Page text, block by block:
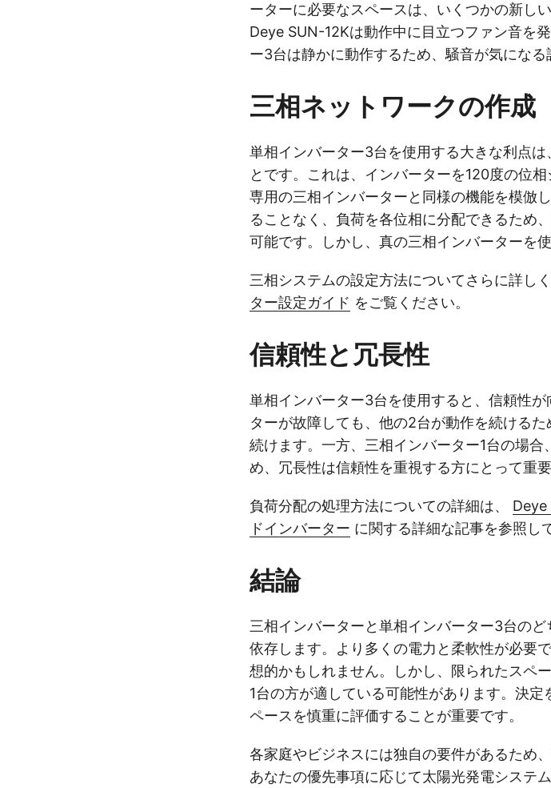
ーターに必要なスペースは、いくつかの新し
Deye SUN-12Kは動作中に目立つファン音を
ー3台は静かに動作するため、騒音が気になる
三相ネットワークの作成
単相インバーター3台を使用する大きな利点
とです。これは、インバーターを120度の位
専用の三相インバーターと同様の機能を模倣
ることなく、負荷を各位相に分配できるため
可能です。しかし、真の三相インバーターを
三相システムの設定方法についてさらに詳し
ター設定ガイド をご覧ください。
信頼性と冗長性
単相インバーター3台を使用すると、信頼性
ターが故障しても、他の2台が動作を続ける
続けます。一方、三相インバーター1台の場
め、冗長性は信頼性を重視する方にとって重要
負荷分配の処理方法についての詳細は、 Deye
ドインバーター に関する詳細な記事を参照し
結論
三相インバーターと単相インバーター3台の
依存します。より多くの電力と柔軟性が必要
想的かもしれません。しかし、限られたスペ
1台の方が適している可能性があります。決
ペースを慎重に評価することが重要です。
各家庭やビジネスには独自の要件があるため
あなたの優先事項に応じて太陽光発電システ